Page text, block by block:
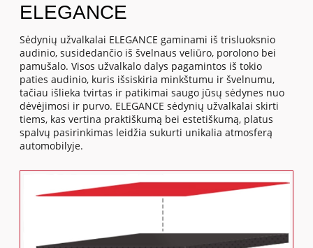
ELEGANCE
Sėdynių užvalkalai ELEGANCE gaminami iš trisluoksnio
audinio, susidedančio iš švelnaus veliūro, porolono bei
pamušalo. Visos užvalkalo dalys pagamintos iš tokio
paties audinio, kuris išsiskiria minkštumu ir švelnumu,
tačiau išlieka tvirtas ir patikimai saugo jūsų sėdynes nuo
dėvėjimosi ir purvo. ELEGANCE sėdynių užvalkalai skirti
tiems, kas vertina praktiškumą bei estetiškumą, platus
spalvų pasirinkimas leidžia sukurti unikalia atmosferą
automobilyje.